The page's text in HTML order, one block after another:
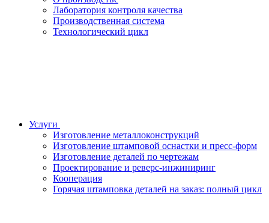
Лаборатория контроля качества
Производственная система
Технологический цикл
Услуги
Изготовление металлоконструкций
Изготовление штамповой оснастки и пресс-форм
Изготовление деталей по чертежам
Проектирование и реверс-инжиниринг
Кооперация
Горячая штамповка деталей на заказ: полный цикл